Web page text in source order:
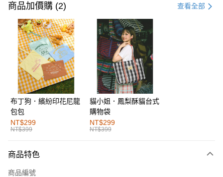
信用卡一次付款
購物金
超商取貨付款
LINE Pay
街口支付
運送方式
全家取貨付款
每筆NT$60，滿NT$1,000(含以上)免運費
付款後全家取貨
商品加價購 (2) 查看全部
布丁狗．繽紛印花尼龍
包包
NT$299
NT$399
貓小姐．鳳梨酥貓台式
購物袋
NT$299
NT$399
商品特色
商品編號